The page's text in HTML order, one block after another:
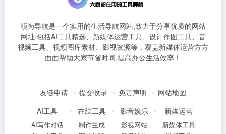
顺为导航是一个实用的生活导航网站,致力于分享优质的网站
网址,包括AI工具精选、新媒体运营工具、设计作图工具、音
视频工具、视频图库素材、影视资源等，覆盖新媒体运营方方
面面帮助大家节省时间,提高办公生活效率！
友链申请 提交收录 免责声明
网站地图
AI工具
AI写作对话
在线工具
制作生成
影音娱乐
影视网站
新媒运营
新媒体工具